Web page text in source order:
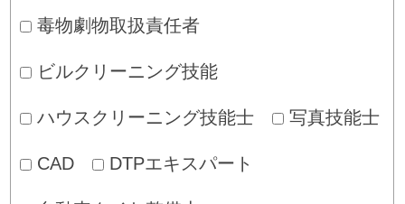
毒物劇物取扱責任者
ビルクリーニング技能
ハウスクリーニング技能士 写真技能士
CAD DTPエキスパート